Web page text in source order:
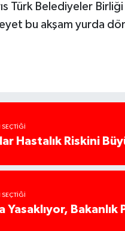
Türk Belediyeler
bu akşam yurda
SEÇTIĞI
Hastalık Riskini
SEÇTIĞI
Yasaklıyor,